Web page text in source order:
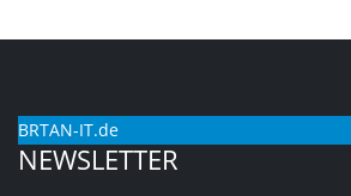
BRTAN-IT.de
NEWSLETTER